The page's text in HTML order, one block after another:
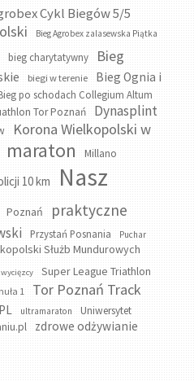
Cykl Biegów 5/5
Bieg Agrobex zalasewska Piątka
bieg charytatywny
Bieg
biegi w terenie
Bieg Ognia i
po schodach Collegium Altum
Tor Poznań Dynasplint
Korona Wielkopolski w
maraton Millano
10 km
Nasz
Poznań
praktyczne
Przystań Posnania
Puchar
Służb Mundurowych
Super League Triathlon
1
Tor Poznań Track
ultramaraton
Uniwersytet
zdrowe odżywianie